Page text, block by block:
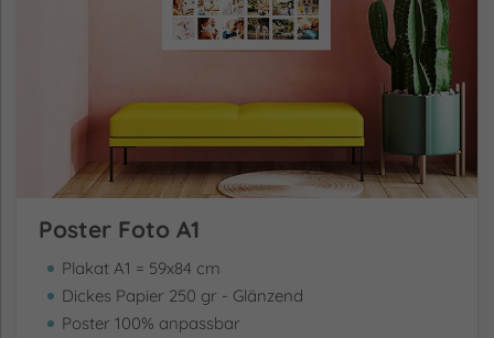
Poster Foto A1
Plakat A1 = 59x84 cm
Dickes Papier 250 gr - Glänzend
Poster 100% anpassbar